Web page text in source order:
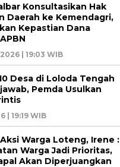
Konsultasikan Hak
Daerah ke Kemendagri,
Kepastian Dana
| 19:03 WIB
Desa di Loloda Tengah
Pemda Usulkan
| 19:19 WIB
Warga Loteng, Irene :
Warga Jadi Prioritas,
Akan Diperjuangkan